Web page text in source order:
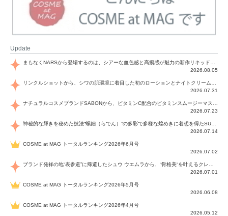
Update
まもなくNARSから登場するのは、シアーな血色感と高揚感が魅力の新作リキッドブラッシュ「インセイシャブル リキッドブラッシュ」と、ゴールデンアワーに染まる空にインスピレーションを得た「アフターグロー リップシャイン」の新色！夏をハックして！
2026.08.05
リンクルショットから、シワの肌環境に着目した初のローションとナイトクリームが登場！デイリーケアで、シワ特有の肌環境を改善し、シワが目立たない肌へと導きます。
2026.07.31
ナチュラルコスメブランドSABONから、ビタミンC配合のビタミンスムージーマスク「ラディアンスマスク」と、ペパーミントにオーガニックハーブを凝縮したジェルの涼感トリートメント美容液「スカルプセラム リフレッシング」が登場！日々のデイリーケアで、過酷な猛暑で疲れた肌や頭皮をサポート、心地よくリフレッシュし、優しく肌を整えます。
2026.07.23
神秘的な輝きを秘めた技法“螺鈿（らでん）”の多彩で多様な煌めきに着想を得たSUQQUの2026 秋 カラーコレクションから登場するのは、艶然と輝くアイシャドウや偏光パールを配したフェイスカラー、繊細なパールの煌めくネイル、そしてそれらを際立てる“朧げな艶”を秘めた新リクイドリップ「ブラー リクイド リップ」。強さを秘めたまろやかな洗練の表情に。
2026.07.14
COSME at MAG トータルランキング2026年6月号
2026.07.02
ブランド発祥の地“表参道”に帰還したシュウ ウエムラから、“骨格美“を叶えるクレヨンタイプのフェイスカラー「スカルプト クレヨン」と、ブランド初のリノベーションで進化した名品アイブロウ「ハード フォーミュラ ハード 10」が登場！
2026.07.01
COSME at MAG トータルランキング2026年5月号
2026.06.08
COSME at MAG トータルランキング2026年4月号
2026.05.12